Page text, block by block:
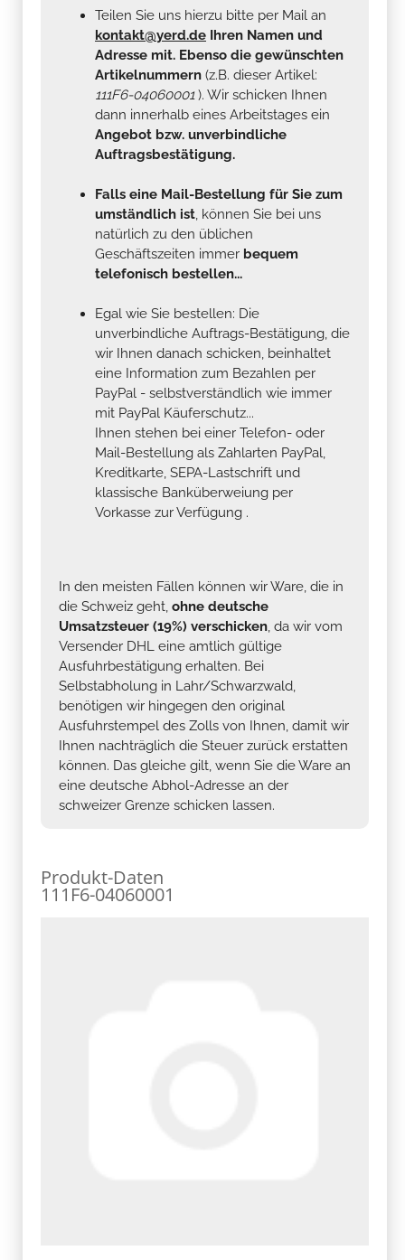
Teilen Sie uns hierzu bitte per Mail an
kontakt@yerd.de Ihren Namen und
Adresse mit. Ebenso die gewünschten
Artikelnummern (z.B. dieser Artikel:
111F6-04060001). Wir schicken Ihnen
dann innerhalb eines Arbeitstages ein
Angebot bzw. unverbindliche
Auftragsbestätigung.
Falls eine Mail-Bestellung für Sie zum
umständlich ist, können Sie bei uns
natürlich zu den üblichen
Geschäftszeiten immer bequem
telefonisch bestellen...
Egal wie Sie bestellen: Die
unverbindliche Auftrags-Bestätigung, die
wir Ihnen danach schicken, beinhaltet
eine Information zum Bezahlen per
PayPal - selbstverständlich wie immer
mit PayPal Käuferschutz...
Ihnen stehen bei einer Telefon- oder
Mail-Bestellung als Zahlarten PayPal,
Kreditkarte, SEPA-Lastschrift und
klassische Banküberweiung per
Vorkasse zur Verfügung .
In den meisten Fällen können wir Ware, die in
die Schweiz geht, ohne deutsche
Umsatzsteuer (19%) verschicken, da wir vom
Versender DHL eine amtlich gültige
Ausfuhrbestätigung erhalten. Bei
Selbstabholung in Lahr/Schwarzwald,
benötigen wir hingegen den original
Ausfuhrstempel des Zolls von Ihnen, damit wir
Ihnen nachträglich die Steuer zurück erstatten
können. Das gleiche gilt, wenn Sie die Ware an
eine deutsche Abhol-Adresse an der
schweizer Grenze schicken lassen.
Produkt-Daten
111F6-04060001